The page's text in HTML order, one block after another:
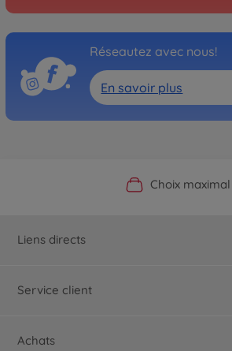
Réseautez avec nous!
En savoir plus
Boutique officielle du
Choix maximal
ServiceLivraison rapide
Liens directs
Service client
Achats